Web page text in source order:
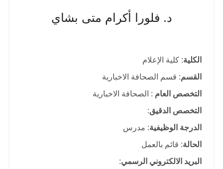
د. فلورا أكرام متى بشاي
الكلية: كلية الإعلام
القسم: قسم الصحافة الاخبارية
التخصص العام : الصحافة الاخبارية
التخصص الدقيق:
الدرجة الوظيفية: مدرس
الحالة: قائم بالعمل
البريد الالكتروني الرسمي: